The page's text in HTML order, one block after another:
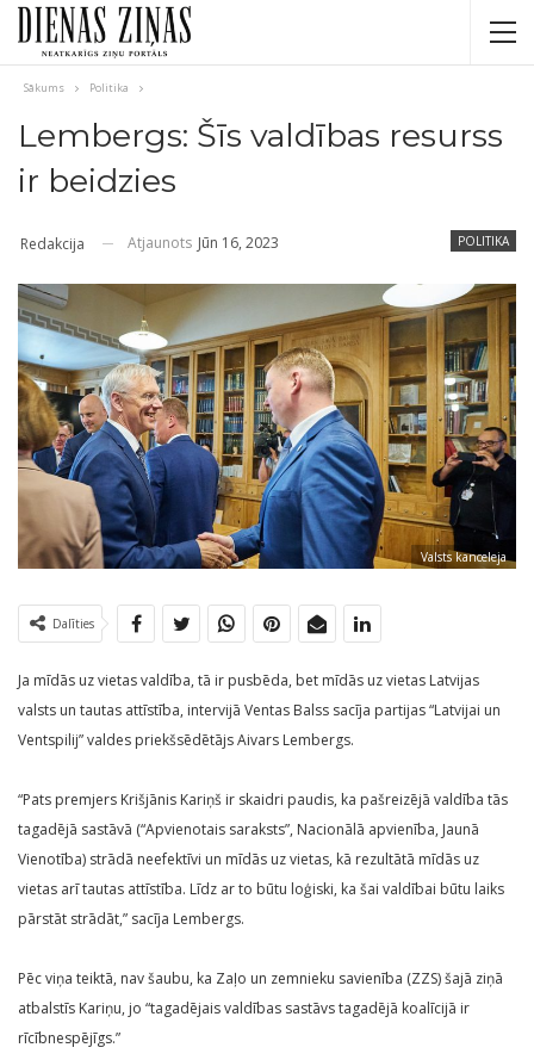
Sākums Politika
Lembergs: Šīs valdības resurss
ir beidzies
POLITIKA
Redakcija Atjaunots Jūn 16, 2023
Valsts kanceleja
Dalīties
Ja mīdās uz vietas valdība, tā ir pusbēda, bet mīdās uz vietas Latvijas
valsts un tautas attīstība, intervijā Ventas Balss sacīja partijas “Latvijai un
Ventspilij” valdes priekšsēdētājs Aivars Lembergs.
“Pats premjers Krišjānis Kariņš ir skaidri paudis, ka pašreizējā valdība tās
tagadējā sastāvā (“Apvienotais saraksts”, Nacionālā apvienība, Jaunā
Vienotība) strādā neefektīvi un mīdās uz vietas, kā rezultātā mīdās uz
vietas arī tautas attīstība. Līdz ar to būtu loģiski, ka šai valdībai būtu laiks
pārstāt strādāt,” sacīja Lembergs.
Pēc viņa teiktā, nav šaubu, ka Zaļo un zemnieku savienība (ZZS) šajā ziņā
atbalstīs Kariņu, jo “tagadējais valdības sastāvs tagadējā koalīcijā ir
rīcībnespējīgs.”